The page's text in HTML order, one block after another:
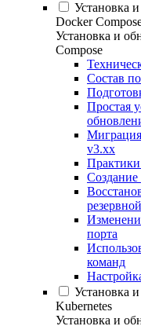
Установка
Docker
Установка и
Compose
Состав
Простая
v3.xx
Создание
порта
команд
Установка
Kubernetes
Установка и